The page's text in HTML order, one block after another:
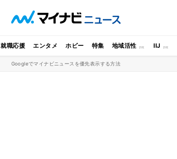
就職応援 エンタメ ホビー 特集 地域活性 IIJ
Googleでマイナビニュースを優先表示する方法